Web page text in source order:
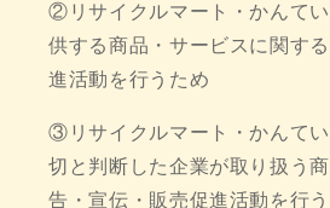
②リサイクルマート・かんて
供する商品・サービスに関す
進活動を行うため
③リサイクルマート・かんて
切と判断した企業が取り扱う
告・宣伝・販売促進活動を行